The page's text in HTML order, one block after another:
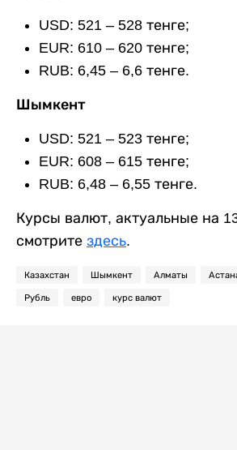
USD: 521 – 528 тенге;
EUR: 610 – 620 тенге;
RUB: 6,45 – 6,6 тенге.
Шымкент
USD: 521 – 523 тенге;
EUR: 608 – 615 тенге;
RUB: 6,48 – 6,55 тенге.
Курсы валют, актуальные на
смотрите здесь.
Казахстан Шымкент Алматы
Рубль евро курс валют